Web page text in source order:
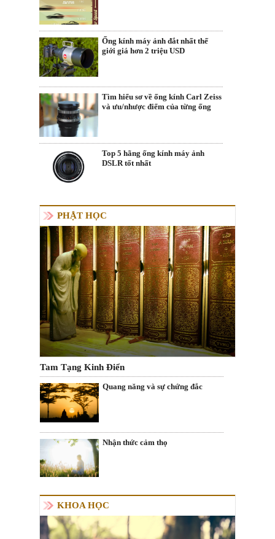
Ống kính máy ảnh đắt nhất thế
giới giá hơn 2 triệu USD
Tìm hiểu sơ về ống kính Carl Zeiss
và ưu/nhược điểm của từng ống
Top 5 hãng ống kính máy ảnh
DSLR tốt nhất
PHẬT HỌC
Tam Tạng Kinh Điển
Quang năng và sự chứng đắc
Nhận thức cảm thọ
KHOA HỌC